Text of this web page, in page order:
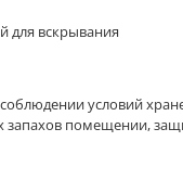
для вскрывания
условий
запахов помещении,